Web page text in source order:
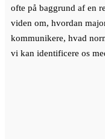
ofte på baggrund af en
viden om, hvordan
kommunikere, hvad
vi kan identificere os